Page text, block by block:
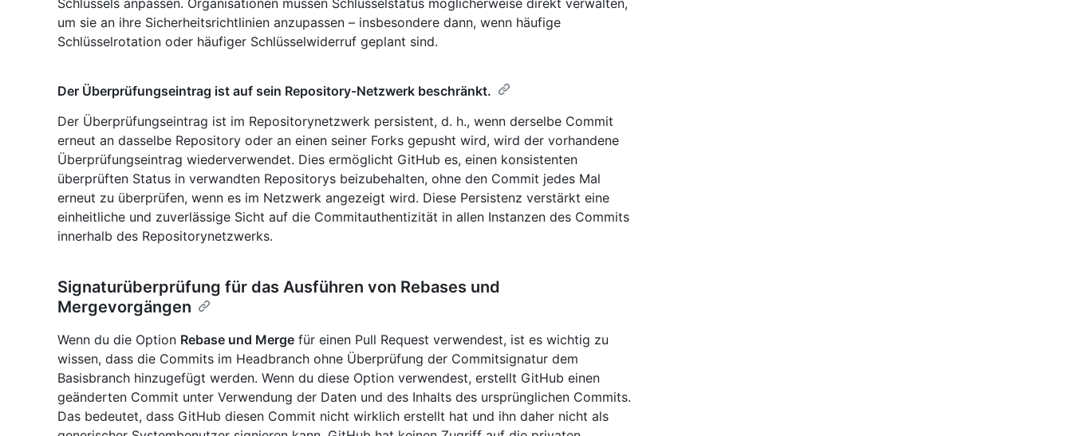
Schlüssels anpassen. Organisationen müssen Schlüsselstatus möglicherweise direkt verwalten,
um sie an ihre Sicherheitsrichtlinien anzupassen – insbesondere dann, wenn häufige
Schlüsselrotation oder häufiger Schlüsselwiderruf geplant sind.
Der Überprüfungseintrag ist auf sein Repository-Netzwerk beschränkt.
Der Überprüfungseintrag ist im Repositorynetzwerk persistent, d. h., wenn derselbe Commit
erneut an dasselbe Repository oder an einen seiner Forks gepusht wird, wird der vorhandene
Überprüfungseintrag wiederverwendet. Dies ermöglicht GitHub es, einen konsistenten
überprüften Status in verwandten Repositorys beizubehalten, ohne den Commit jedes Mal
erneut zu überprüfen, wenn es im Netzwerk angezeigt wird. Diese Persistenz verstärkt eine
einheitliche und zuverlässige Sicht auf die Commitauthentizität in allen Instanzen des Commits
innerhalb des Repositorynetzwerks.
Signaturüberprüfung für das Ausführen von Rebases und
Mergevorgängen
Wenn du die Option Rebase und Merge für einen Pull Request verwendest, ist es wichtig zu
wissen, dass die Commits im Headbranch ohne Überprüfung der Commitsignatur dem
Basisbranch hinzugefügt werden. Wenn du diese Option verwendest, erstellt GitHub einen
geänderten Commit unter Verwendung der Daten und des Inhalts des ursprünglichen Commits.
Das bedeutet, dass GitHub diesen Commit nicht wirklich erstellt hat und ihn daher nicht als